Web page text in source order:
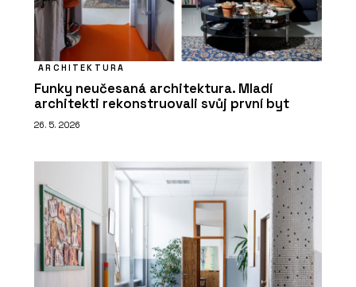
ARCHITEKTURA
Funky neučesaná architektura. Mladí
architekti rekonstruovali svůj první byt
26. 5. 2026